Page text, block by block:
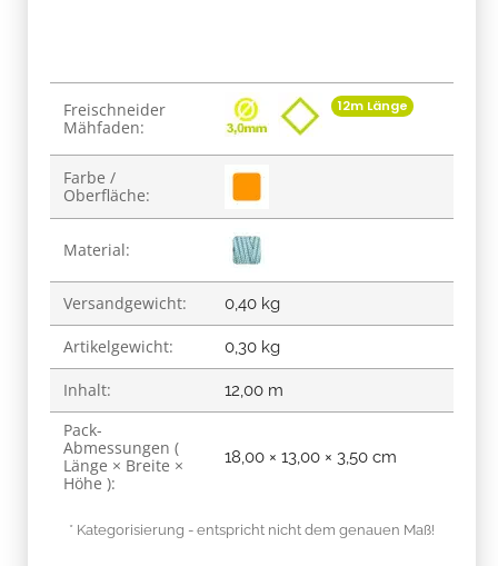
Produkteigenschaft
Wert
Freischneider
Mähfaden:
12m Länge
Farbe /
Oberfläche:
Material:
Versandgewicht: 0,40 kg
Artikelgewicht: 0,30 kg
Inhalt: 12,00 m
Pack-
Abmessungen (
Länge × Breite ×
Höhe ):
18,00 × 13,00 × 3,50 cm
* Kategorisierung - entspricht nicht dem genauen Maß!